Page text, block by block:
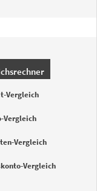
Vergleich
Vergleich
Vergleich
Vergleich